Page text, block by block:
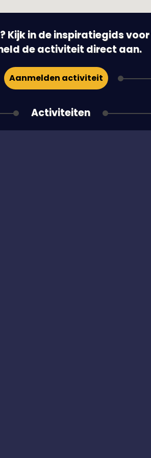
Kijk in de inspiratiegids
de activiteit direct aan.
Aanmelden activiteit
Activiteiten